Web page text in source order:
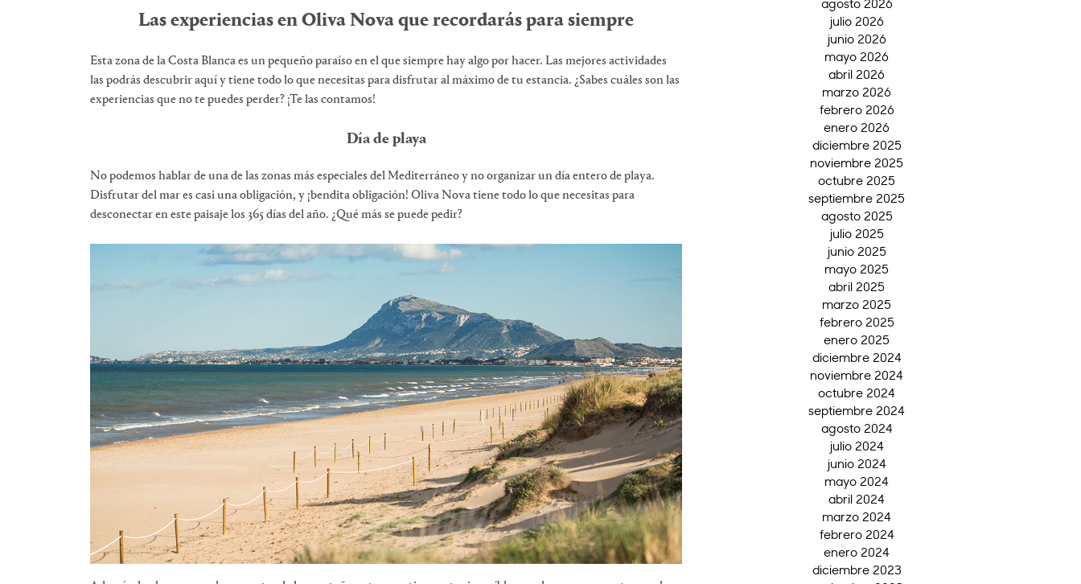
Las experiencias en Oliva Nova que recordarás para siempre
Esta zona de la Costa Blanca es un pequeño paraíso en el que siempre hay algo por hacer. Las mejores actividades
las podrás descubrir aquí y tiene todo lo que necesitas para disfrutar al máximo de tu estancia. ¿Sabes cuáles son las
experiencias que no te puedes perder? ¡Te las contamos!
Día de playa
No podemos hablar de una de las zonas más especiales del Mediterráneo y no organizar un día entero de playa.
Disfrutar del mar es casi una obligación, y ¡bendita obligación! Oliva Nova tiene todo lo que necesitas para
desconectar en este paisaje los 365 días del año. ¿Qué más se puede pedir?
julio 2026
junio 2026
mayo 2026
abril 2026
marzo 2026
febrero 2026
enero 2026
diciembre 2025
noviembre 2025
octubre 2025
septiembre 2025
agosto 2025
julio 2025
junio 2025
mayo 2025
abril 2025
marzo 2025
febrero 2025
enero 2025
diciembre 2024
noviembre 2024
octubre 2024
septiembre 2024
agosto 2024
julio 2024
junio 2024
mayo 2024
abril 2024
marzo 2024
febrero 2024
enero 2024
diciembre 2023